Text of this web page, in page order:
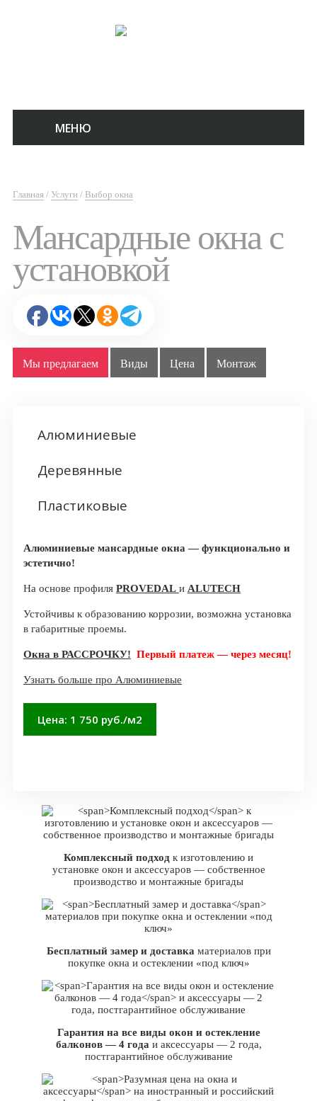
МЕНЮ
Главная/ Услуги / Выбор окна
Мансардные окна с
установкой
Добавить в соцсети:
Мы предлагаем Виды Цена Монтаж
Алюминиевые
Деревянные
Пластиковые
Алюминиевые мансардные окна — функционально и
эстетично!
На основе профиля PROVEDAL и ALUTECH
Устойчивы к образованию коррозии, возможна установка
в габаритные проемы.
Окна в РАССРОЧКУ! Первый платеж — через месяц!
Узнать больше про Алюминиевые
Цена: 1 750 руб./м2
Комплексный подход к изготовлению и
установке окон и аксессуаров — собственное
производство и монтажные бригады
Бесплатный замер и доставка материалов при
покупке окна и остеклении «под ключ»
Гарантия на все виды окон и остекление
балконов — 4 года и аксессуары — 2 года,
постгарантийное обслуживание